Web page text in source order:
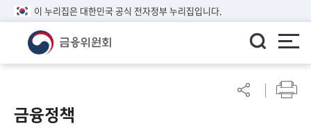
이 누리집은 대한민국 공식 전자정부 누리집입니다.
린
이알
금융정책